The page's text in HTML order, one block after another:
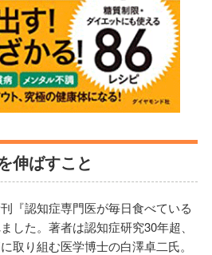
伸ばすこと
『認知症専門医が毎日食べている
した。著者は認知症研究30年超、
取り組む医学博士の白澤卓二氏。